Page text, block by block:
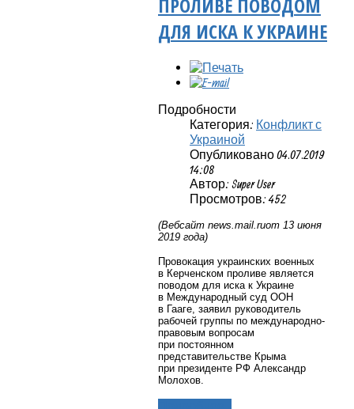
ДЛЯ ИСКА К УКРАИНЕ
Подробности
Категория: Конфликт с
Украиной
Опубликовано 04.07.2019
14:08
Автор: Super User
Просмотров: 452
(Вебсайт news mail ruот 13 июня
2019 года)
Провокация украинских военных
в Керченском проливе является
поводом для иска к Украине
в Международный суд ООН
в Гааге, заявил руководитель
рабочей группы по международно-
правовым вопросам
при постоянном
представительстве Крыма
при президенте РФ Александр
Молохов.